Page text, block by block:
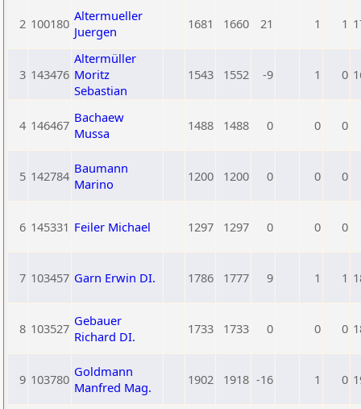
2 100180 Altermueller
Juergen
1681 1660 21 1 1
3 143476
Altermüller
Moritz
Sebastian
1543 1552 -9 1 0
4 146467 Bachaew
Mussa
1488 1488 0 0 0
5 142784 Baumann
Marino
1200 1200 0 0 0
6 145331 Feiler Michael 1297 1297 0 0 0
7 103457 Garn Erwin DI. 1786 1777 9 1 1
8 103527 Gebauer
Richard DI.
1733 1733 0 0 0
9 103780 Goldmann
Manfred Mag.
1902 1918 -16 1 0